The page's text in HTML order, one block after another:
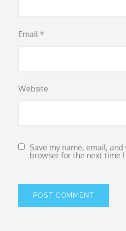
Email *
Website
Save my name, email,
browser for the next time